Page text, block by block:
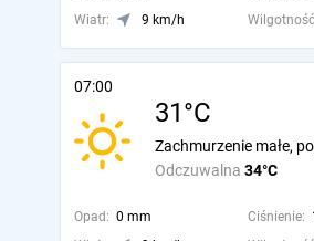
Wiatr:
9 km/h
07:00
31°C
Odczuwalna 34°C
Zachmurzenie małe,
Opad: 0 mm Ciśnienie: